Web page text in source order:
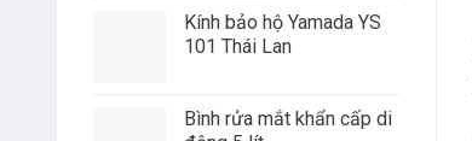
Kính bảo hộ Yamada YS
101 Thái Lan
Bình rửa mắt khẩn cấp di